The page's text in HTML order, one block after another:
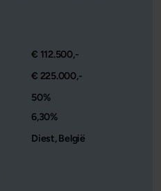
€ 112.500,-
€ 225.000,-
afgezet tegen de waarde van
50%
6,30%
Diest, België
Diest, België - Leensom: